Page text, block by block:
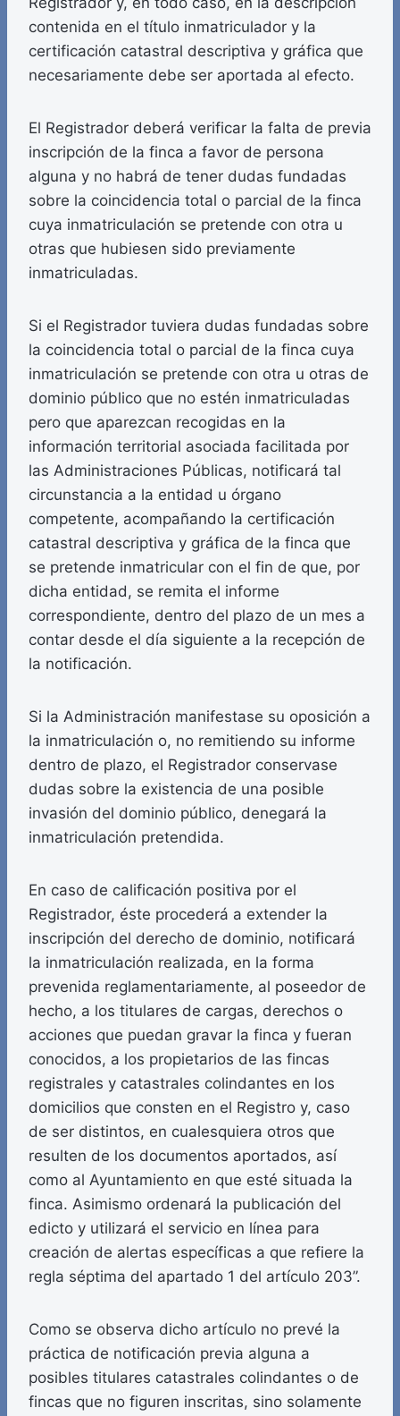
contenida en el título inmatriculador y la
certificación catastral descriptiva y gráfica que
necesariamente debe ser aportada al efecto.
El Registrador deberá verificar la falta de previa
inscripción de la finca a favor de persona
alguna y no habrá de tener dudas fundadas
sobre la coincidencia total o parcial de la finca
cuya inmatriculación se pretende con otra u
otras que hubiesen sido previamente
inmatriculadas.
Si el Registrador tuviera dudas fundadas sobre
la coincidencia total o parcial de la finca cuya
inmatriculación se pretende con otra u otras de
dominio público que no estén inmatriculadas
pero que aparezcan recogidas en la
información territorial asociada facilitada por
las Administraciones Públicas, notificará tal
circunstancia a la entidad u órgano
competente, acompañando la certificación
catastral descriptiva y gráfica de la finca que
se pretende inmatricular con el fin de que, por
dicha entidad, se remita el informe
correspondiente, dentro del plazo de un mes a
contar desde el día siguiente a la recepción de
la notificación.
Si la Administración manifestase su oposición a
la inmatriculación o, no remitiendo su informe
dentro de plazo, el Registrador conservase
dudas sobre la existencia de una posible
invasión del dominio público, denegará la
inmatriculación pretendida.
En caso de calificación positiva por el
Registrador, éste procederá a extender la
inscripción del derecho de dominio, notificará
la inmatriculación realizada, en la forma
prevenida reglamentariamente, al poseedor de
hecho, a los titulares de cargas, derechos o
acciones que puedan gravar la finca y fueran
conocidos, a los propietarios de las fincas
registrales y catastrales colindantes en los
domicilios que consten en el Registro y, caso
de ser distintos, en cualesquiera otros que
resulten de los documentos aportados, así
como al Ayuntamiento en que esté situada la
finca. Asimismo ordenará la publicación del
edicto y utilizará el servicio en línea para
creación de alertas específicas a que refiere la
regla séptima del apartado 1 del artículo 203”.
Como se observa dicho artículo no prevé la
práctica de notificación previa alguna a
posibles titulares catastrales colindantes o de
fincas que no figuren inscritas, sino solamente